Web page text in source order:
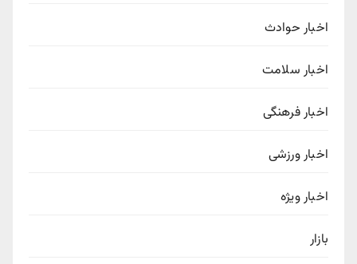
اخبار حوادث
اخبار سلامت
اخبار فرهنگی
اخبار ورزشی
اخبار ویژه
بازار